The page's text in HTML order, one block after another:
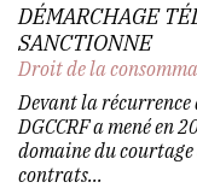
DÉMARCHAGE
SANCTIONNE
Droit de la
Devant la récurrence
DGCCRF a mené en
domaine du
contrats...